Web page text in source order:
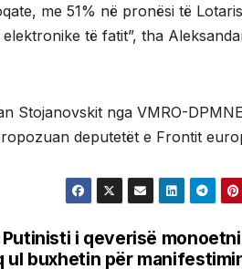
me 51% në pronësi të
të fatit”, tha
Stojanovskit nga VMRO-
deputetët e Frontit
Putinisti i qeverisë
ul buxhetin për